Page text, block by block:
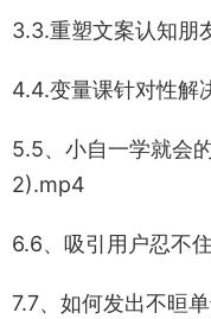
3.3.重塑文案认知朋
4.4.变量课针对性解
5.5、小自一学就会
2).mp4
6.6、吸引用户忍不
7.7、如何发出不晅